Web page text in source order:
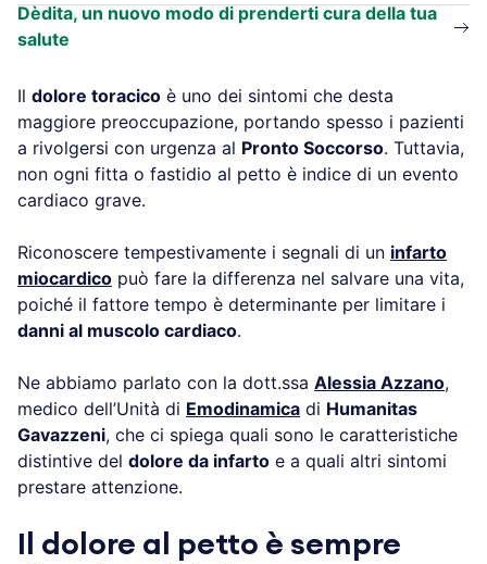
Dèdita, un nuovo modo di prenderti cura della tua
salute
Il dolore toracico è uno dei sintomi che desta
maggiore preoccupazione, portando spesso i pazienti
a rivolgersi con urgenza al Pronto Soccorso. Tuttavia,
non ogni fitta o fastidio al petto è indice di un evento
cardiaco grave.
Riconoscere tempestivamente i segnali di un infarto
miocardico può fare la differenza nel salvare una vita,
poiché il fattore tempo è determinante per limitare i
danni al muscolo cardiaco.
Ne abbiamo parlato con la dott.ssa Alessia Azzano,
medico dell’Unità di Emodinamica di Humanitas
Gavazzeni, che ci spiega quali sono le caratteristiche
distintive del dolore da infarto e a quali altri sintomi
prestare attenzione.
Il dolore al petto è sempre